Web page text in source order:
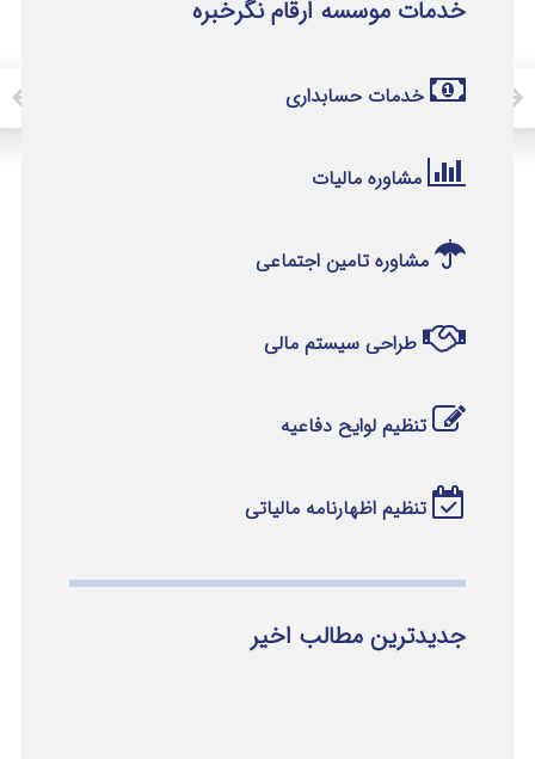
خدمات موسسه ارقام نگرخبره
خدمات حسابداری
مشاوره مالیات
مشاوره تامین اجتماعی
طراحی سیستم مالی
تنظیم لوایح دفاعیه
تنظیم اظهارنامه مالیاتی
جدیدترین مطالب اخیر